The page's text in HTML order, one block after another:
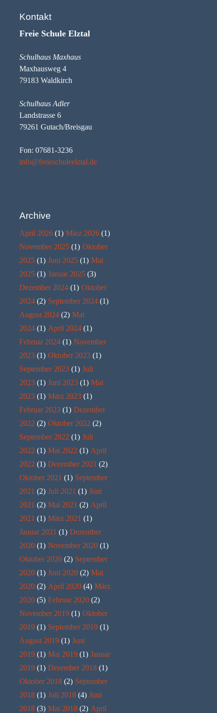
Kontakt
Freie Schule Elztal
Schulhaus Maxhaus
Maxhausweg 4
79183 Waldkirch
Schulhaus Adler
Landstrasse 6
79261 Gutach/Breisgau
Fon: 07681-3236
info@freieschuleelztal.de
Archive
April 2026 (1) März 2026 (1)
November 2025 (1) Oktober
2025 (1) Juni 2025 (1) Mai
2025 (1) Januar 2025 (3)
Dezember 2024 (1) Oktober
2024 (2) September 2024 (1)
August 2024 (2) Mai
2024 (1) April 2024 (1)
Februar 2024 (1) November
2023 (1) Oktober 2023 (1)
September 2023 (1) Juli
2023 (1) Juni 2023 (1) Mai
2023 (1) März 2023 (1)
Februar 2023 (1) Dezember
2022 (2) Oktober 2022 (2)
September 2022 (1) Juli
2022 (1) Mai 2022 (1) April
2022 (1) Dezember 2021 (2)
Oktober 2021 (1) September
2021 (2) Juli 2021 (1) Juni
2021 (2) Mai 2021 (2) April
2021 (1) März 2021 (1)
Januar 2021 (1) Dezember
2020 (1) November 2020 (1)
Oktober 2020 (2) September
2020 (1) Juni 2020 (2) Mai
2020 (2) April 2020 (4) März
2020 (5) Februar 2020 (2)
November 2019 (1) Oktober
2019 (1) September 2019 (1)
August 2019 (1) Juni
2019 (1) Mai 2019 (1) Januar
2019 (1) Dezember 2018 (1)
Oktober 2018 (2) September
2018 (1) Juli 2018 (4) Juni
2018 (3) Mai 2018 (2) April